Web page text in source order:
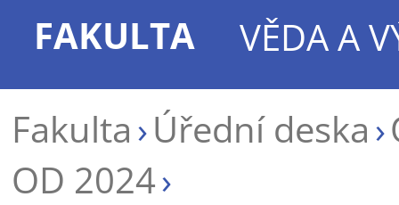
FAKULTA
VĚDA A
Fakulta Úřední deska
OD 2024